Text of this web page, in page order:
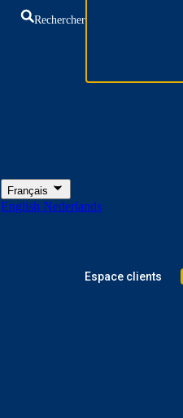
Rechercher
Français
English Nederlands
Espace clients